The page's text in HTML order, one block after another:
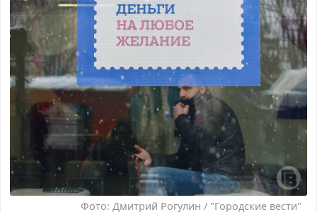
Фото: Дмитрий Рогулин / "Городские вести"